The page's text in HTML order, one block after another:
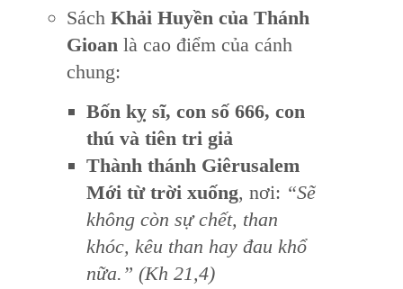
Sách Khải Huyền của Thánh
Gioan là cao điểm của cánh
chung:
Bốn kỵ sĩ, con số 666, con
thú và tiên tri giả
Thành thánh Giêrusalem
Mới từ trời xuống, nơi: “Sẽ
không còn sự chết, than
khóc, kêu than hay đau khổ
nữa.” (Kh 21,4)